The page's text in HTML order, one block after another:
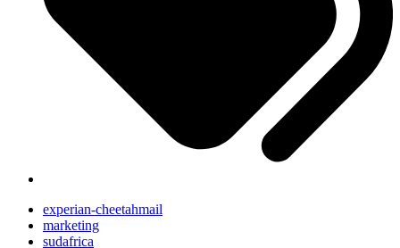
experian-cheetahmail
marketing
sudafrica